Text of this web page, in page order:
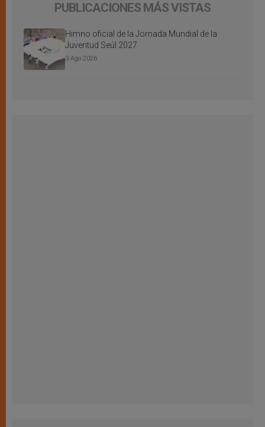
PUBLICACIONES MÁS VISTAS
Himno oficial de la Jornada Mundial de la
Juventud Seúl 2027
3 Ago 2026